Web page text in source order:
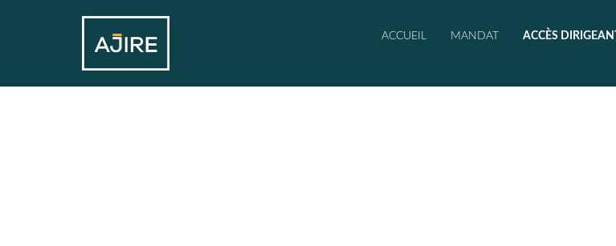
ACCUEIL MANDAT ACCÈS DIRIGEANT